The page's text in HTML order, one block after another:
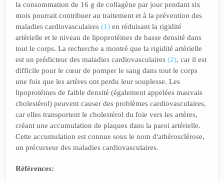
la consommation de 16 g de collagène par jour pendant six
mois pourrait contribuer au traitement et à la prévention des
maladies cardiovasculaires (1) en réduisant la rigidité
artérielle et le niveau de lipoprotéines de basse densité dans
tout le corps. La recherche a montré que la rigidité artérielle
est un prédicteur des maladies cardiovasculaires (2), car il est
difficile pour le cœur de pomper le sang dans tout le corps
une fois que les artères ont perdu leur souplesse. Les
lipoprotéines de faible densité (également appelées mauvais
cholestérol) peuvent causer des problèmes cardiovasculaires,
car elles transportent le cholestérol du foie vers les artères,
créant une accumulation de plaques dans la paroi artérielle.
Cette accumulation est connue sous le nom d'athérosclérose,
un précurseur des maladies cardiovasculaires.
Références: